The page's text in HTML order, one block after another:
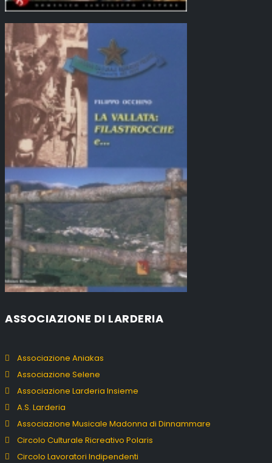
ASSOCIAZIONE DI LARDERIA
Associazione Aniakas
Associazione Selene
Associazione Larderia Insieme
A.S. Larderia
Associazione Musicale Madonna di Dinnammare
Circolo Culturale Ricreativo Polaris
Circolo Lavoratori Indipendenti